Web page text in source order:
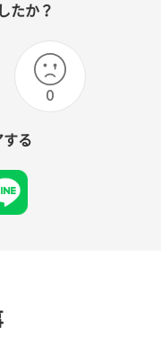
たか？
0
る